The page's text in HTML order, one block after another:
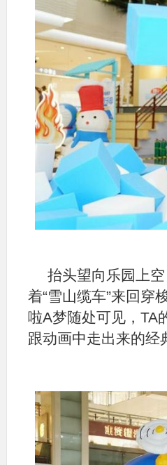
抬头望向乐园上
着“雪山缆车”来回
啦A梦随处可见，TA
跟动画中走出来的经